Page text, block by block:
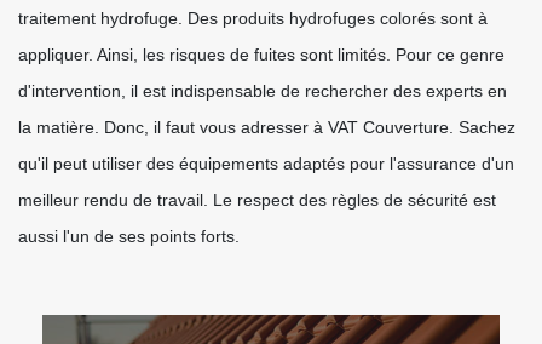
traitement hydrofuge. Des produits hydrofuges colorés sont à
appliquer. Ainsi, les risques de fuites sont limités. Pour ce genre
d'intervention, il est indispensable de rechercher des experts en
la matière. Donc, il faut vous adresser à VAT Couverture. Sachez
qu'il peut utiliser des équipements adaptés pour l'assurance d'un
meilleur rendu de travail. Le respect des règles de sécurité est
aussi l'un de ses points forts.